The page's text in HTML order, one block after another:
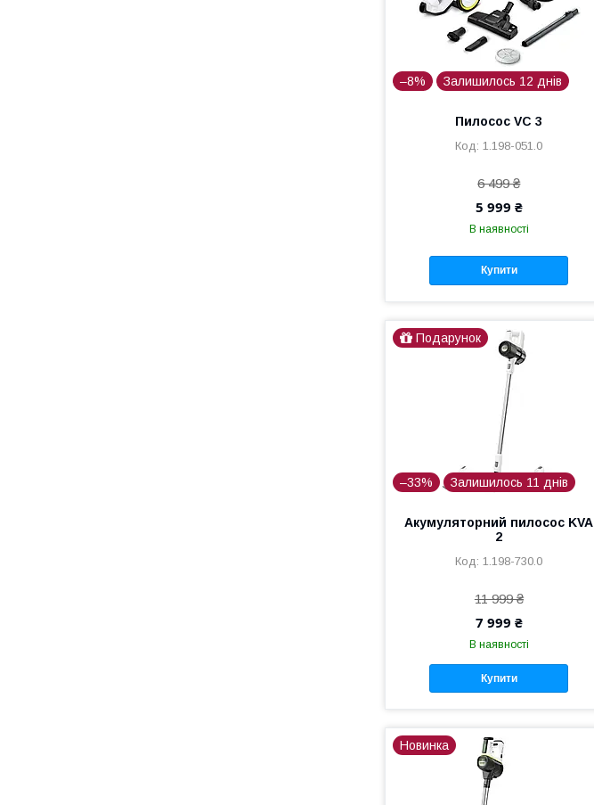
–8% Залишилось 12 днів
Пилосос VC 3
1.198-051.0
6 499 ₴
5 999 ₴
В наявності
Купити
Подарунок
–33% Залишилось 11 днів
Акумуляторний пилосос KVA
2
1.198-730.0
11 999 ₴
7 999 ₴
В наявності
Купити
Новинка